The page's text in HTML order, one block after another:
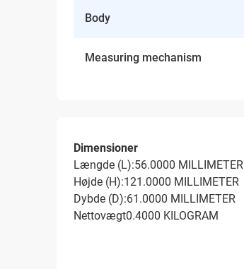
Body
Measuring mechanism
Dimensioner
Længde (L):56.0000 MILLIMETER
Højde (H):121.0000 MILLIMETER
Dybde (D):61.0000 MILLIMETER
Nettovægt0.4000 KILOGRAM